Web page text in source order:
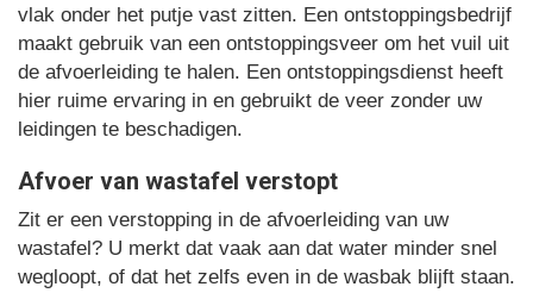
vlak onder het putje vast zitten. Een ontstoppingsbedrijf
maakt gebruik van een ontstoppingsveer om het vuil uit
de afvoerleiding te halen. Een ontstoppingsdienst heeft
hier ruime ervaring in en gebruikt de veer zonder uw
leidingen te beschadigen.
Afvoer van wastafel verstopt
Zit er een verstopping in de afvoerleiding van uw
wastafel? U merkt dat vaak aan dat water minder snel
wegloopt, of dat het zelfs even in de wasbak blijft staan.